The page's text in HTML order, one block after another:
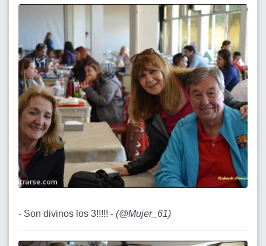
- Son divinos los 3!!!!! - (@Mujer_61)